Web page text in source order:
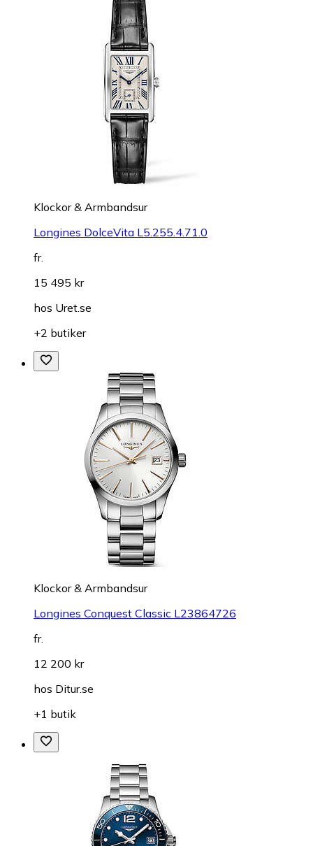
Klockor & Armbandsur
Longines DolceVita L5.255.4.71.0
fr.
15 495 kr
hos Uret.se
+2 butiker
Klockor & Armbandsur
Longines Conquest Classic L23864726
fr.
12 200 kr
hos Ditur.se
+1 butik